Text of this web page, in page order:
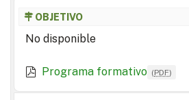
OBJETIVO
No disponible
Programa formativo (PDF)